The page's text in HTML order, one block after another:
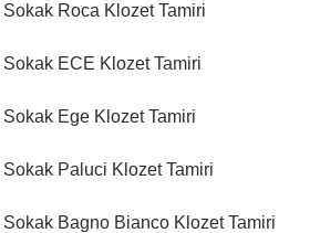
Sokak Roca Klozet Tamiri
Sokak ECE Klozet Tamiri
Ege Klozet Tamiri
Sokak Paluci Klozet Tamiri
Sokak Bagno Bianco Klozet Tamiri